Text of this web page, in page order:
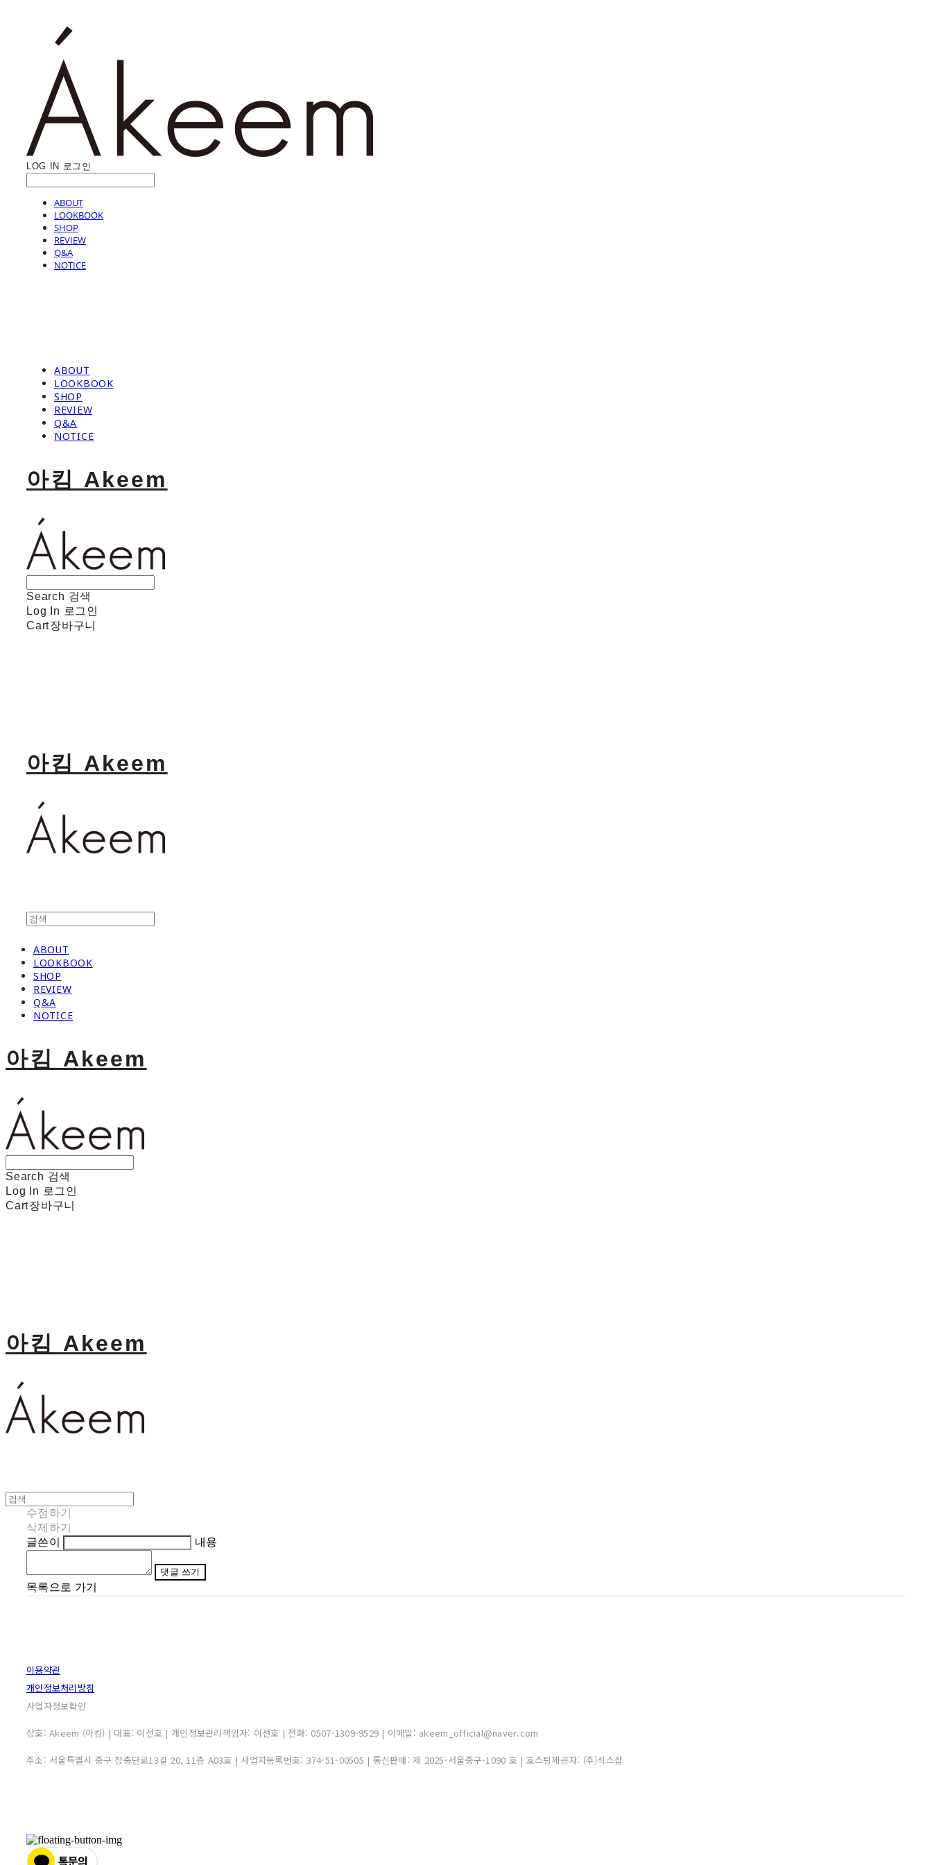
LOG IN 로그인
ABOUT
LOOKBOOK
SHOP
REVIEW
Q&A
NOTICE
ABOUT
LOOKBOOK
SHOP
REVIEW
Q&A
NOTICE
아킴 Akeem
Search 검색
Log In 로그인
Cart장바구니
아킴 Akeem
ABOUT
LOOKBOOK
SHOP
REVIEW
Q&A
NOTICE
아킴 Akeem
Search 검색
Log In 로그인
Cart장바구니
아킴 Akeem
수정하기
삭제하기
글쓴이
내용
댓글 쓰기
목록으로 가기
이용약관
개인정보처리방침
사업자정보확인
상호: Akeem (아킴) | 대표: 이선호 | 개인정보관리책임자: 이선호 | 전화: 0507-1309-9529 | 이메일: akeem_official@naver.com
주소: 서울특별시 중구 장충단로13길 20, 11층 A03호 | 사업자등록번호: 374-51-00505 | 통신판매: 제 2025-서울중구-1090 호 | 호스팅제공자: (주)식스샵